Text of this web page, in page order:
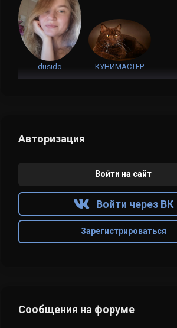
dusido КУНИМАСТЕР
Авторизация
Войти на сайт
Войти через ВК
Зарегистрироваться
Сообщения на форуме